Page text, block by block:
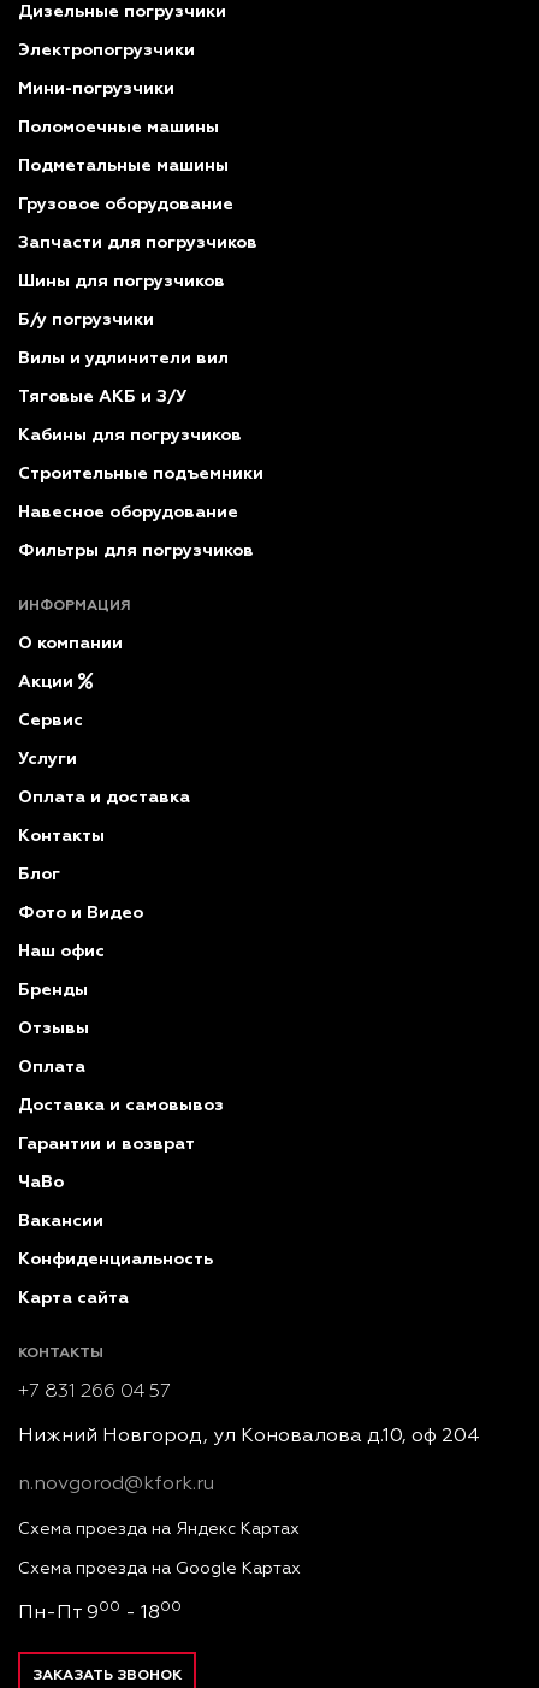
Дизельные погрузчики
Электропогрузчики
Мини-погрузчики
Поломоечные машины
Подметальные машины
Грузовое оборудование
Запчасти для погрузчиков
Шины для погрузчиков
Б/у погрузчики
Вилы и удлинители вил
Тяговые АКБ и З/У
Кабины для погрузчиков
Строительные подъемники
Навесное оборудование
Фильтры для погрузчиков
ИНФОРМАЦИЯ
О компании
Акции
Сервис
Услуги
Оплата и доставка
Контакты
Блог
Фото и Видео
Наш офис
Бренды
Отзывы
Оплата
Доставка и самовывоз
Гарантии и возврат
ЧаВо
Вакансии
Конфиденциальность
Карта сайта
КОНТАКТЫ
+7 831 266 04 57
Нижний Новгород, ул Коновалова д.10, оф 204
n.novgorod@kfork.ru
Схема проезда на Яндекс Картах
Схема проезда на Google Картах
Пн-Пт 900 - 1800
ЗАКАЗАТЬ ЗВОНОК